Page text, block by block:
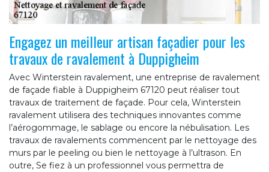
Engagez un meilleur artisan façadier pour les
travaux de ravalement à Duppigheim
Avec Winterstein ravalement, une entreprise de ravalement
de façade fiable à Duppigheim 67120 peut réaliser tout
travaux de traitement de façade. Pour cela, Winterstein
ravalement utilisera des techniques innovantes comme
l’aérogommage, le sablage ou encore la nébulisation. Les
travaux de ravalements commencent par le nettoyage des
murs par le peeling ou bien le nettoyage à l’ultrason. En
outre, Se fiez à un professionnel vous permettra de